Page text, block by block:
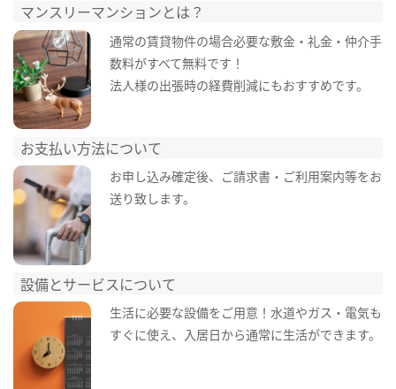
マンスリーマンションとは？
通常の賃貸物件の場合必要な敷金・礼金・仲介手
数料がすべて無料です！
法人様の出張時の経費削減にもおすすめです。
お支払い方法について
お申し込み確定後、ご請求書・ご利用案内等をお
送り致します。
設備とサービスについて
生活に必要な設備をご用意！水道やガス・電気も
すぐに使え、入居日から通常に生活ができます。